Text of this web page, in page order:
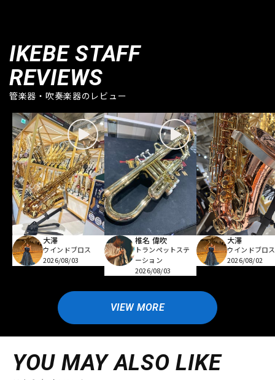
IKEBE STAFF
REVIEWS
管楽器・吹奏楽器のレビュー
大澤
ウインドブロス
2026/08/03
椎名 偉吹
トランペットステ
ーション
2026/08/03
大澤
ウインドブロス
2026/08/02
VIEW MORE
YOU MAY ALSO LIKE